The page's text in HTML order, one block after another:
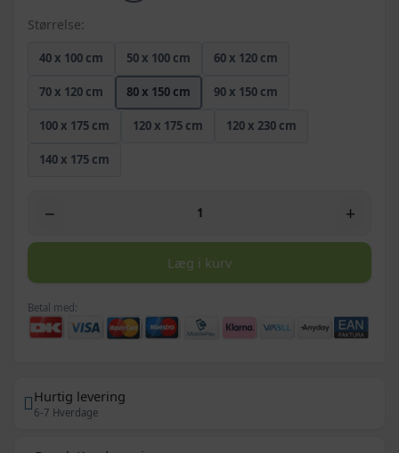
Størrelse:
40 x 100 cm 50 x 100 cm 60 x 120 cm
70 x 120 cm 80 x 150 cm 90 x 150 cm
100 x 175 cm 120 x 175 cm 120 x 230 cm
140 x 175 cm
− +
Læg i kurv
Betal med:
Hurtig levering
6-7 Hverdage